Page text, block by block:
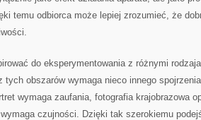
temu odbiorca może lepiej zrozumieć, że
do eksperymentowania z różnymi
tych obszarów wymaga nieco innego
wymaga zaufania, fotografia krajobrazowa
czujności. Dzięki tak szerokiemu